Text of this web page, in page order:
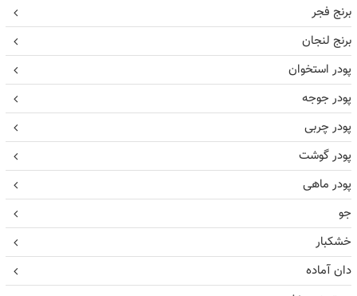
برنج فجر
برنج لنجان
پودر استخوان
پودر جوجه
پودر چربی
پودر گوشت
پودر ماهی
جو
خشکبار
دان آماده